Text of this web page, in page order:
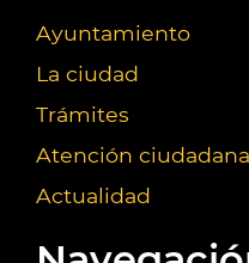
Ayuntamiento
La ciudad
Trámites
Atención ciudadana
Actualidad